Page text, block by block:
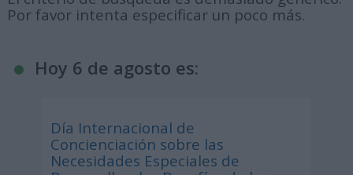
Por favor intenta especificar un poco más.
Hoy 6 de agosto es:
Día Internacional de
Concienciación sobre las
Necesidades Especiales de